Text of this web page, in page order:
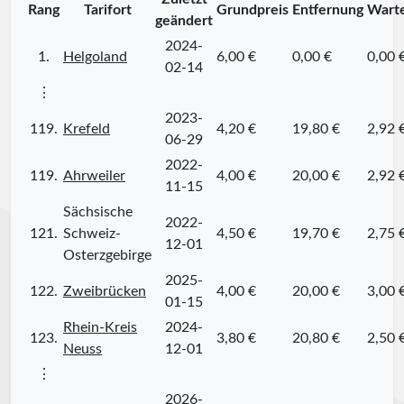
Rang Tarifort
geändert
Grundpreis Entfernung
1. Helgoland
2024-
02-14
6,00 € 0,00 € 0,00
⋮
119. Krefeld
2023-
06-29
4,20 € 19,80 € 2,92
119. Ahrweiler
2022-
11-15
4,00 € 20,00 € 2,92
121.
Sächsische
Schweiz-
Osterzgebirge
2022-
12-01
4,50 € 19,70 € 2,75
122. Zweibrücken
2025-
01-15
4,00 € 20,00 € 3,00
123.
Rhein-Kreis
Neuss
2024-
12-01
3,80 € 20,80 € 2,50
⋮
2026-